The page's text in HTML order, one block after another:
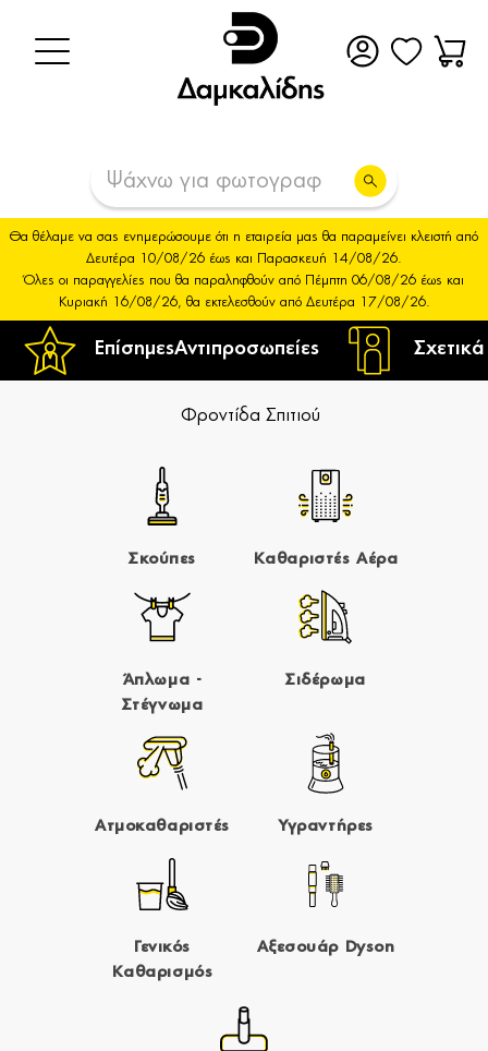
ΕπίσημεςΑντιπροσωπείες
Θα θέλαμε να σας ενημερώσουμε ότι η εταιρεία μας θα παραμείνει κλειστή από
Δευτέρα 10/08/26 έως και Παρασκευή 14/08/26.
Όλες οι παραγγελίες που θα παραληφθούν από Πέμπτη 06/08/26 έως και
Κυριακή 16/08/26, θα εκτελεσθούν από Δευτέρα 17/08/26.
Φροντίδα Σπιτιού
Σκούπες Καθαριστές Αέρα
Άπλωμα -
Στέγνωμα
Σιδέρωμα
Ατμοκαθαριστές Υγραντήρες
Γενικός
Καθαρισμός
Αξεσουάρ Dyson